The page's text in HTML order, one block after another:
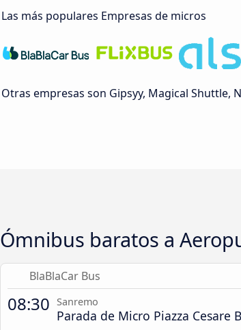
Las más populares Empresas de micros
Otras empresas son Gipsyy, Magical Shuttle,
Ómnibus baratos a
BlaBlaCar Bus
08:30 Sanremo
Parada de Micro Piazza Cesare